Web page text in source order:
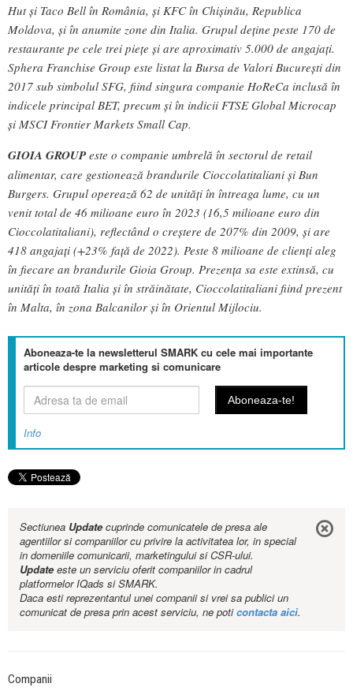
Hut și Taco Bell în România, și KFC în Chișinău, Republica
Moldova, și în anumite zone din Italia. Grupul deține peste 170 de
restaurante pe cele trei piețe și are aproximativ 5.000 de angajați.
Sphera Franchise Group este listat la Bursa de Valori București din
2017 sub simbolul SFG, fiind singura companie HoReCa inclusă în
indicele principal BET, precum și în indicii FTSE Global Microcap
și MSCI Frontier Markets Small Cap.
GIOIA GROUPeste o companie umbrelă în sectorul de retail
alimentar, care gestionează brandurile Cioccolatitaliani și Bun
Burgers. Grupul operează 62 de unități în întreaga lume, cu un
venit total de 46 milioane euro în 2023 (16,5 milioane euro din
Cioccolatitaliani), reflectând o creștere de 207% din 2009, și are
418 angajați (+23% față de 2022). Peste 8 milioane de clienți aleg
în fiecare an brandurile Gioia Group. Prezența sa este extinsă, cu
unități în toată Italia și în străinătate, Cioccolatitaliani fiind prezent
în Malta, în zona Balcanilor și în Orientul Mijlociu.
Aboneaza-te la newsletterul SMARK cu cele mai importante
articole despre marketing si comunicare
Info
Sectiunea Updatecuprinde comunicatele de presa ale
agentiilor si companiilor cu privire la activitatea lor, in special
in domeniile comunicarii, marketingului si CSR-ului.
Updateeste un serviciu oferit companiilor in cadrul
platformelor IQads si SMARK.
Daca esti reprezentantul unei companii si vrei sa publici un
comunicat de presa prin acest serviciu, ne poticontacta aici.
Companii